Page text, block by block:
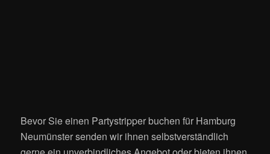
Bevor Sie einen Partystripper buchen für Hamburg
Neumünster senden wir ihnen selbstverständlich